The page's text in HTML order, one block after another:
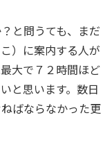
と問うても、まだ
）に案内する人が
大で７２時間ほど
と思います。数日
ばならなかった更